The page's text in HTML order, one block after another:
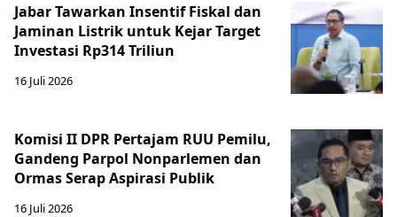
Jabar Tawarkan Insentif Fiskal dan
Jaminan Listrik untuk Kejar Target
Investasi Rp314 Triliun
16 Juli 2026
Komisi II DPR Pertajam RUU Pemilu,
Gandeng Parpol Nonparlemen dan
Ormas Serap Aspirasi Publik
16 Juli 2026